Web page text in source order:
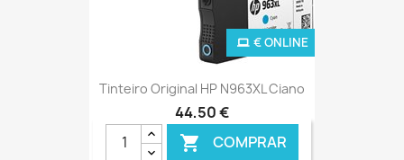
Tinteiro Original HP N963XL Ciano
44,50 €
 COMPRAR
€ ONLINE